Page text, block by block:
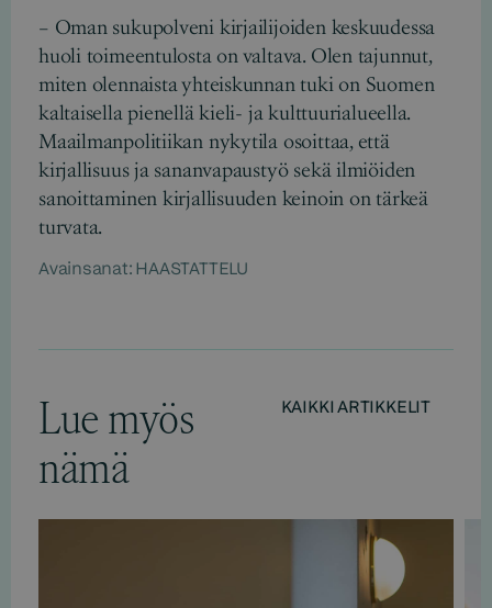
– Oman sukupolveni kirjailijoiden keskuudessa
huoli toimeentulosta on valtava. Olen tajunnut,
miten olennaista yhteiskunnan tuki on Suomen
kaltaisella pienellä kieli- ja kulttuurialueella.
Maailmanpolitiikan nykytila osoittaa, että
kirjallisuus ja sananvapaustyö sekä ilmiöiden
sanoittaminen kirjallisuuden keinoin on tärkeä
turvata.
Avainsanat: HAASTATTELU
Lue myös
nämä
KAIKKI ARTIKKELIT